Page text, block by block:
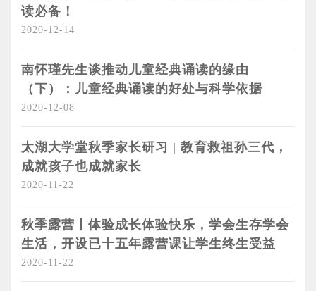
读必备！
2020-12-14
南怀瑾先生谈推动儿童经典诵读的缘由
（下）：儿童经典诵读的好处与科学依据
2020-12-08
太湖大学堂秋季家长研习 | 教育救祖孙三代，
成就孩子也成就家长
2020-11-22
秋季露营丨体验成长体验快乐，学会生存学会
生活，开设已十五年露营课让学生终生受益
2020-11-22